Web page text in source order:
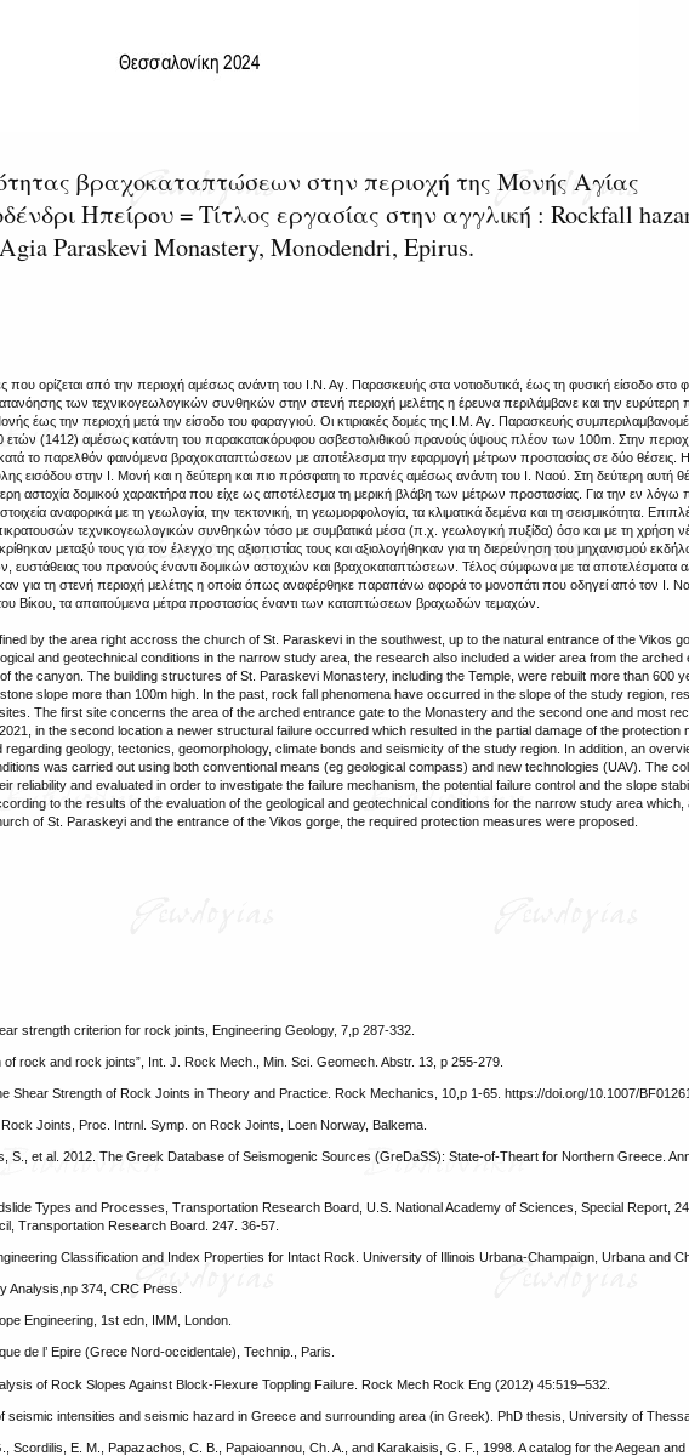
βραχοκαταπτώσεων στην περιοχή της Μονής Αγίας
Ηπείρου = Τίτλος εργασίας στην αγγλική : Rockfall
Paraskevi Monastery, Monodendri, Epirus.
ορίζεται από την περιοχή αμέσως ανάντη του Ι.Ν. Αγ. Παρασκευής στα νοτιοδυτικά, έως τη φυσική είσοδο στο
των τεχνικογεωλογικών συνθηκών στην στενή περιοχή μελέτης η έρευνα περιλάμβανε και την ευρύτερη
έως την περιοχή μετά την είσοδο του φαραγγιού. Οι κτιριακές δομές της Ι.Μ. Αγ. Παρασκευής
(1412) αμέσως κατάντη του παρακατακόρυφου ασβεστολιθικού πρανούς ύψους πλέον των 100m. Στην
το παρελθόν φαινόμενα βραχοκαταπτώσεων με αποτέλεσμα την εφαρμογή μέτρων προστασίας σε δύο θέσεις.
εισόδου στην Ι. Μονή και η δεύτερη και πιο πρόσφατη το πρανές αμέσως ανάντη του Ι. Ναού. Στη δεύτερη αυτή
αστοχία δομικού χαρακτήρα που είχε ως αποτέλεσμα τη μερική βλάβη των μέτρων προστασίας. Για την εν λόγω
αναφορικά με τη γεωλογία, την τεκτονική, τη γεωμορφολογία, τα κλιματικά δεμένα και τη σεισμικότητα.
τεχνικογεωλογικών συνθηκών τόσο με συμβατικά μέσα (π.χ. γεωλογική πυξίδα) όσο και με τη χρήση
μεταξύ τους για τον έλεγχο της αξιοπιστίας τους και αξιολογήθηκαν για τη διερεύνηση του μηχανισμού
ευστάθειας του πρανούς έναντι δομικών αστοχιών και βραχοκαταπτώσεων. Τέλος σύμφωνα με τα αποτελέσματα
για τη στενή περιοχή μελέτης η οποία όπως αναφέρθηκε παραπάνω αφορά το μονοπάτι που οδηγεί από τον Ι.
Βίκου, τα απαιτούμενα μέτρα προστασίας έναντι των καταπτώσεων βραχωδών τεμαχών.
by the area right accross the church of St. Paraskevi in the southwest, up to the natural entrance of the Vikos
and geotechnical conditions in the narrow study area, the research also included a wider area from the arched
the canyon. The building structures of St. Paraskevi Monastery, including the Temple, were rebuilt more than 600
slope more than 100m high. In the past, rock fall phenomena have occurred in the slope of the study region,
The first site concerns the area of the arched entrance gate to the Monastery and the second one and most
in the second location a newer structural failure occurred which resulted in the partial damage of the protection
regarding geology, tectonics, geomorphology, climate bonds and seismicity of the study region. In addition, an
was carried out using both conventional means (eg geological compass) and new technologies (UAV). The
reliability and evaluated in order to investigate the failure mechanism, the potential failure control and the slope
to the results of the evaluation of the geological and geotechnical conditions for the narrow study area which,
of St. Paraskeyi and the entrance of the Vikos gorge, the required protection measures were proposed.
strength criterion for rock joints, Engineering Geology, 7,p 287-332.
rock and rock joints”, Int. J. Rock Mech., Min. Sci. Geomech. Abstr. 13, p 255-279.
Shear Strength of Rock Joints in Theory and Practice. Rock Mechanics, 10,p 1-65. https://doi.org/10.1007/
Joints, Proc. Intrnl. Symp. on Rock Joints, Loen Norway, Balkema.
S., et al. 2012. The Greek Database of Seismogenic Sources (GreDaSS): State-of-Theart for Northern Greece.
Types and Processes, Transportation Research Board, U.S. National Academy of Sciences, Special Report,
Transportation Research Board. 247. 36-57.
Classification and Index Properties for Intact Rock. University of Illinois Urbana-Champaign, Urbana and
Analysis,np 374, CRC Press.
Engineering, 1st edn, IMM, London.
de l’ Epire (Grece Nord-occidentale), Technip., Paris.
of Rock Slopes Against Block-Flexure Toppling Failure. Rock Mech Rock Eng (2012) 45:519–532.
seismic intensities and seismic hazard in Greece and surrounding area (in Greek). PhD thesis, University of
Scordilis, E. M., Papazachos, C. B., Papaioannou, Ch. A., and Karakaisis, G. F., 1998. A catalog for the Aegean and